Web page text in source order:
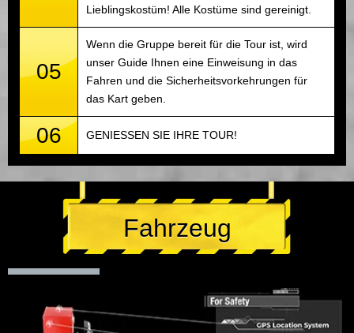
Lieblingskostüm! Alle Kostüme sind gereinigt.
05
Wenn die Gruppe bereit für die Tour ist, wird
unser Guide Ihnen eine Einweisung in das
Fahren und die Sicherheitsvorkehrungen für
das Kart geben.
06 GENIESSEN SIE IHRE TOUR!
Fahrzeug